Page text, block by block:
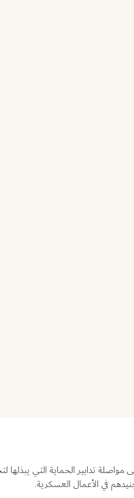
تدابير الحماية التي يبذلها
في الأعمال العسكرية.